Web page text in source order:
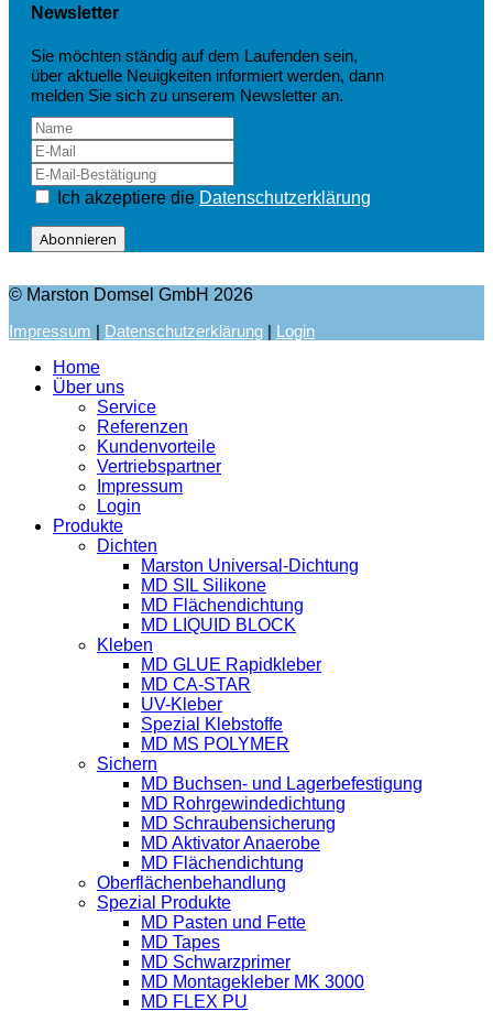
Newsletter
Sie möchten ständig auf dem Laufenden sein,
über aktuelle Neuigkeiten informiert werden, dann
melden Sie sich zu unserem Newsletter an.
Ich akzeptiere die Datenschutzerklärung
Abonnieren
© Marston Domsel GmbH 2026
Impressum | Datenschutzerklärung | Login
Home
Über uns
Service
Referenzen
Kundenvorteile
Vertriebspartner
Impressum
Login
Produkte
Dichten
Marston Universal-Dichtung
MD SIL Silikone
MD Flächendichtung
MD LIQUID BLOCK
Kleben
MD GLUE Rapidkleber
MD CA-STAR
UV-Kleber
Spezial Klebstoffe
MD MS POLYMER
Sichern
MD Buchsen- und Lagerbefestigung
MD Rohrgewindedichtung
MD Schraubensicherung
MD Aktivator Anaerobe
MD Flächendichtung
Oberflächenbehandlung
Spezial Produkte
MD Pasten und Fette
MD Tapes
MD Schwarzprimer
MD Montagekleber MK 3000
MD FLEX PU